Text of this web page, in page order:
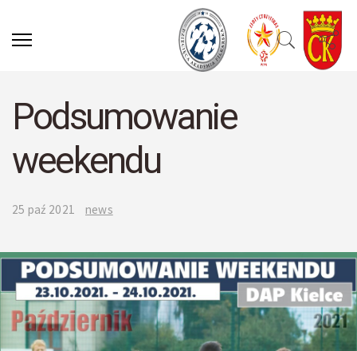
Podsumowanie
weekendu
25 paź 2021 news